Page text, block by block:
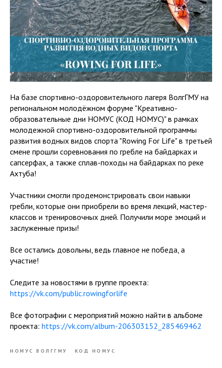
На базе спортивно-оздоровительного лагеря ВолгГМУ на
региональном молодёжном форуме "Креативно-
образовательные дни НОМУС (КОД НОМУС)" в рамках
молодежной спортивно-оздоровительной программы
развития водных видов спорта "Rowing For Life" в третьей
смене прошли соревнования по гребле на байдарках и
сапсерфах, а также сплав-походы на байдарках по реке
Ахтуба!
Участники смогли продемонстрировать свои навыки
гребли, которые они приобрели во время лекций, мастер-
классов и тренировочных дней. Получили море эмоций и
заслуженные призы!
Все остались довольны, ведь главное не победа, а
участие!
Следите за новостями в группе проекта:
https://vk.com/public.rowingforlife
Все фотографии с мероприятий можно найти в альбоме
проекта: https://vk.com/album-206303152_285469462
НОМУС ВОЛГГМУ КОД НОМУС